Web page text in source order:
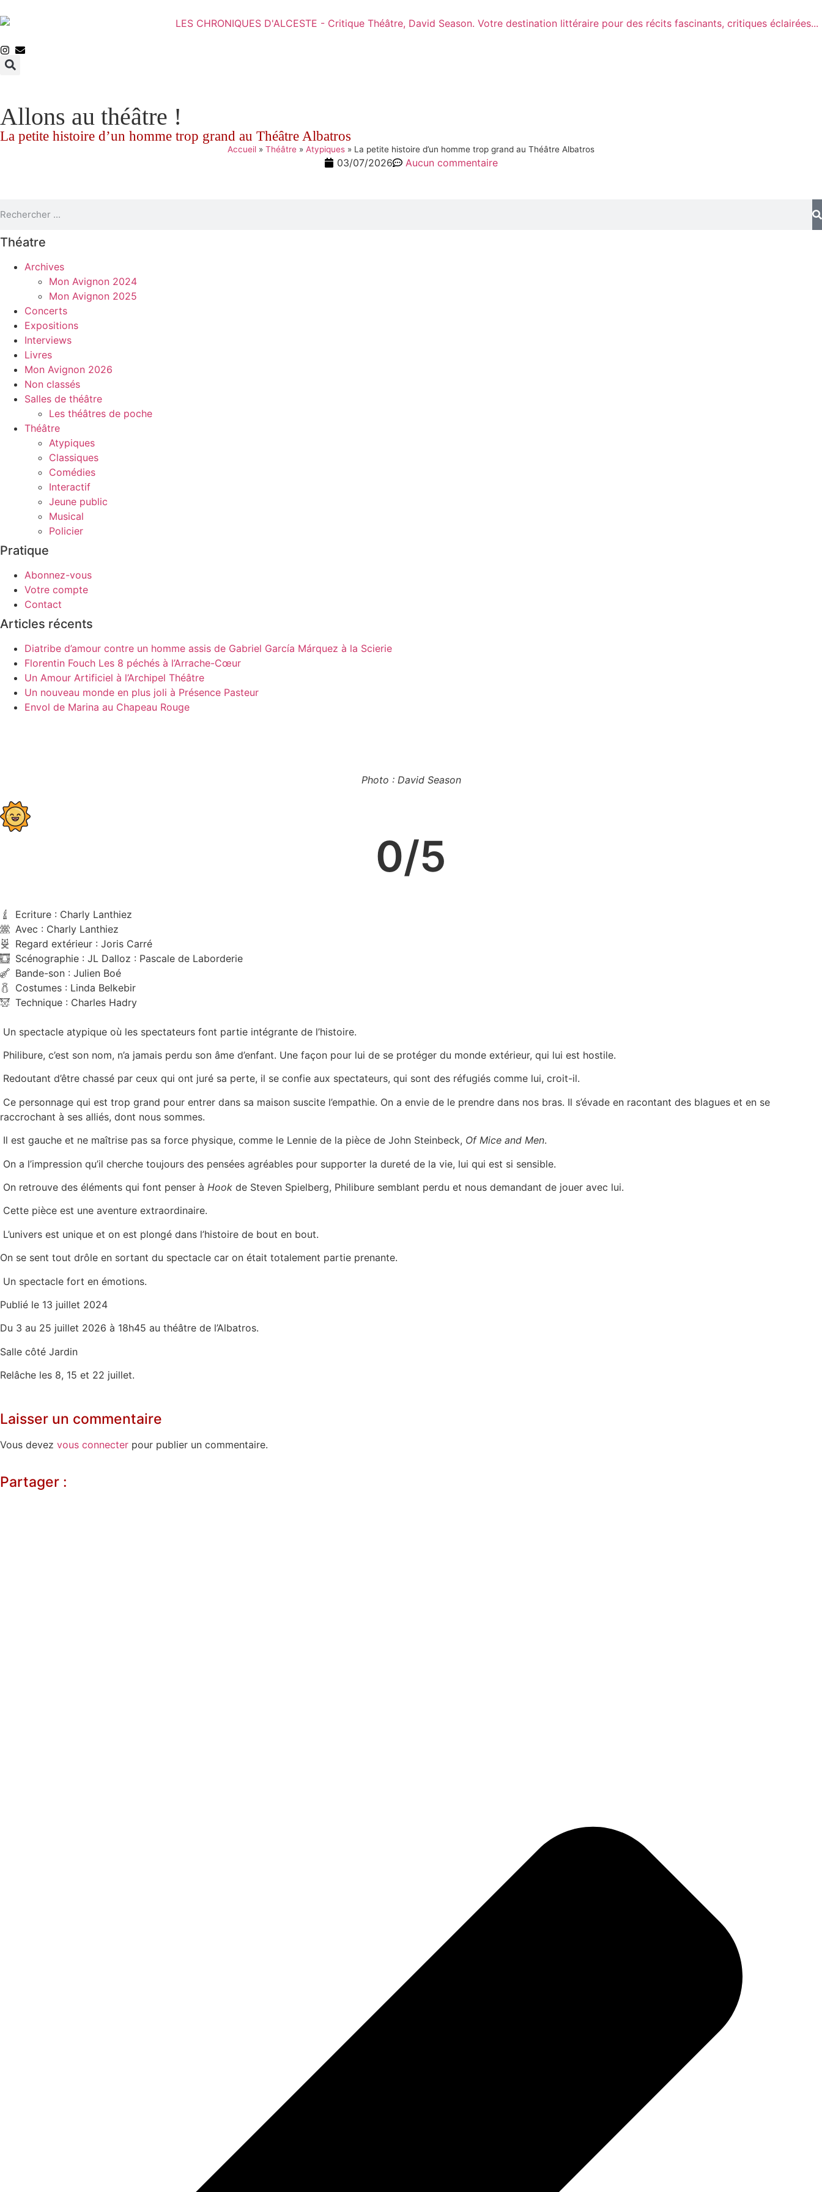
Allons au théâtre !
La petite histoire d’un homme trop grand au Théâtre Albatros
Accueil » Théâtre » Atypiques » La petite histoire d’un homme trop grand au Théâtre Albatros
03/07/2026 Aucun commentaire
Théatre
Archives
Mon Avignon 2024
Mon Avignon 2025
Concerts
Expositions
Interviews
Livres
Mon Avignon 2026
Non classés
Salles de théâtre
Les théâtres de poche
Théâtre
Atypiques
Classiques
Comédies
Interactif
Jeune public
Musical
Policier
Pratique
Abonnez-vous
Votre compte
Contact
Articles récents
Diatribe d’amour contre un homme assis de Gabriel García Márquez à la Scierie
Florentin Fouch Les 8 péchés à l’Arrache-Cœur
Un Amour Artificiel à l’Archipel Théâtre
Un nouveau monde en plus joli à Présence Pasteur
Envol de Marina au Chapeau Rouge
Photo : David Season
0/5
Ecriture : Charly Lanthiez
Avec : Charly Lanthiez
Regard extérieur : Joris Carré
Scénographie : JL Dalloz : Pascale de Laborderie
Bande-son : Julien Boé
Costumes : Linda Belkebir
Technique : Charles Hadry
Un spectacle atypique où les spectateurs font partie intégrante de l’histoire.
Philibure, c’est son nom, n’a jamais perdu son âme d’enfant. Une façon pour lui de se protéger du monde extérieur, qui lui est hostile.
Redoutant d’être chassé par ceux qui ont juré sa perte, il se confie aux spectateurs, qui sont des réfugiés comme lui, croit-il.
Ce personnage qui est trop grand pour entrer dans sa maison suscite l’empathie. On a envie de le prendre dans nos bras. Il s’évade en racontant des blagues et en se
raccrochant à ses alliés, dont nous sommes.
Il est gauche et ne maîtrise pas sa force physique, comme le Lennie de la pièce de John Steinbeck, Of Mice and Men.
On a l’impression qu’il cherche toujours des pensées agréables pour supporter la dureté de la vie, lui qui est si sensible.
On retrouve des éléments qui font penser à Hook de Steven Spielberg, Philibure semblant perdu et nous demandant de jouer avec lui.
Cette pièce est une aventure extraordinaire.
L’univers est unique et on est plongé dans l’histoire de bout en bout.
On se sent tout drôle en sortant du spectacle car on était totalement partie prenante.
Un spectacle fort en émotions.
Publié le 13 juillet 2024
Du 3 au 25 juillet 2026 à 18h45 au théâtre de l’Albatros.
Salle côté Jardin
Relâche les 8, 15 et 22 juillet.
Laisser un commentaire
Vous devez vous connecter pour publier un commentaire.
Partager :